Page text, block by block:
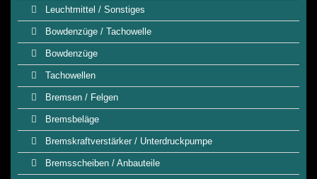
Leuchtmittel / Sonstiges
Bowdenzüge / Tachowelle
Bowdenzüge
Tachowellen
Bremsen / Felgen
Bremsbeläge
Bremskraftverstärker / Unterdruckpumpe
Bremsscheiben / Anbauteile